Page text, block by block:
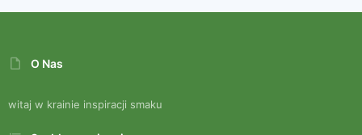
O Nas
witaj w krainie inspiracji smaku